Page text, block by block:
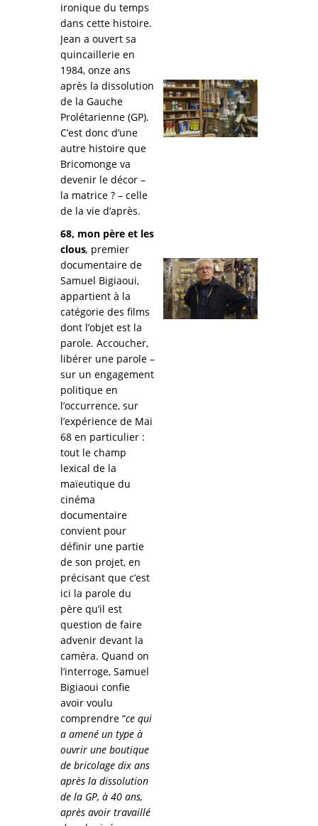
ironique du temps
dans cette histoire.
Jean a ouvert sa
quincaillerie en
1984, onze ans
après la dissolution
de la Gauche
Prolétarienne (GP).
C’est donc d’une
autre histoire que
Bricomonge va
devenir le décor –
la matrice ? – celle
de la vie d’après.
68, mon père et les
clous, premier
documentaire de
Samuel Bigiaoui,
appartient à la
catégorie des films
dont l’objet est la
parole. Accoucher,
libérer une parole –
sur un engagement
politique en
l’occurrence, sur
l’expérience de Mai
68 en particulier :
tout le champ
lexical de la
maïeutique du
cinéma
documentaire
convient pour
définir une partie
de son projet, en
précisant que c’est
ici la parole du
père qu’il est
question de faire
advenir devant la
caméra. Quand on
l’interroge, Samuel
Bigiaoui confie
avoir voulu
comprendre “ce qui
a amené un type à
ouvrir une boutique
de bricolage dix ans
après la dissolution
de la GP, à 40 ans,
après avoir travaillé